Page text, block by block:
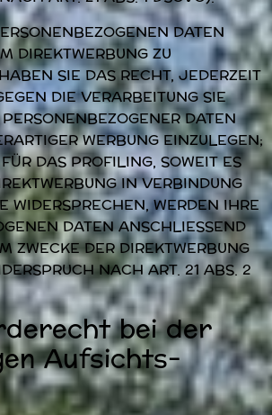
DATEN
DIREKTWERBUNG ZU
SIE DAS RECHT, JEDERZEIT
DIE VERARBEITUNG SIE
DATEN
WERBUNG EINZULEGEN;
DAS PROFILING, SOWEIT ES
IN VERBINDUNG
WIDERSPRECHEN, WERDEN IHRE
DATEN ANSCHLIESSEND
ZWECKE DER DIREKTWERBUNG
NACH ART. 21 ABS. 2
bei der
Aufsichts­